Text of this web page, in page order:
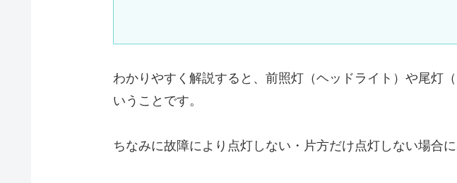
わかりやすく解説すると、前照灯（ヘッドライト）や尾灯
いうことです。
ちなみに故障により点灯しない・片方だけ点灯しない場合